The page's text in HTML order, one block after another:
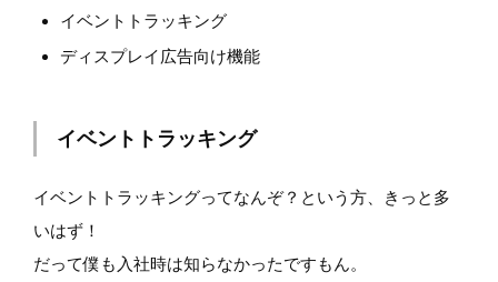
イベントトラッキング
ディスプレイ広告向け機能
イベントトラッキング
イベントトラッキングってなんぞ？という方、きっと多
いはず！
だって僕も入社時は知らなかったですもん。